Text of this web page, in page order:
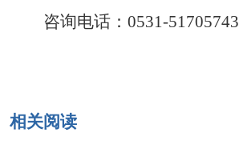
咨询电话：0531-51705743
相关阅读